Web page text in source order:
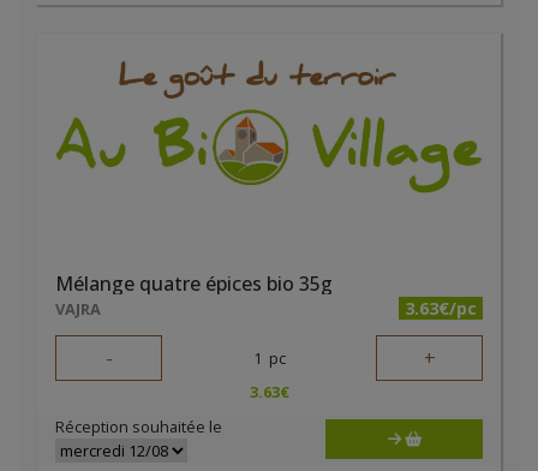
Mélange quatre épices bio 35g
VAJRA 3.63€/pc
- 1 pc +
3.63€
Réception souhaitée le